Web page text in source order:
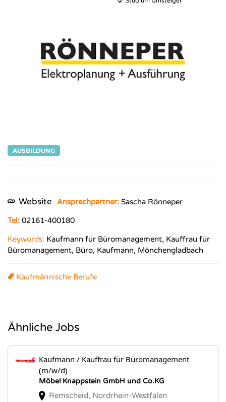
AUSBILDUNG
Website Ansprechpartner: Sascha Rönneper
Tel: 02161-400180
Keywords: Kaufmann für Büromanagement, Kauffrau für
Büromanagement, Büro, Kaufmann, Mönchengladbach
Kaufmännische Berufe
Ähnliche Jobs
Kaufmann / Kauffrau für Büromanagement
(m/w/d)
Möbel Knappstein GmbH und Co.KG
Remscheid, Nordrhein-Westfalen